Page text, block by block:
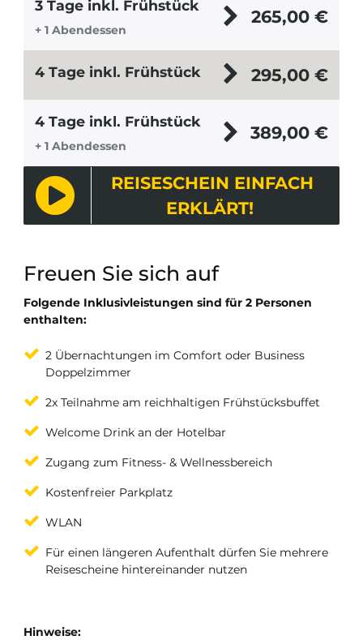
Freuen Sie sich auf
Folgende Inklusivleistungen sind für 2 Personen
enthalten:
2 Übernachtungen im Comfort oder Business
Doppelzimmer
2x Teilnahme am reichhaltigen Frühstücksbuffet
Welcome Drink an der Hotelbar
Zugang zum Fitness- & Wellnessbereich
Kostenfreier Parkplatz
WLAN
Für einen längeren Aufenthalt dürfen Sie mehrere
Reisescheine hintereinander nutzen
Hinweise:
3 Tage inkl. Frühstück
+ 1 Abendessen
265,00 €
4 Tage inkl. Frühstück 295,00 €
4 Tage inkl. Frühstück
+ 1 Abendessen
389,00 €
REISESCHEIN EINFACH
ERKLÄRT!